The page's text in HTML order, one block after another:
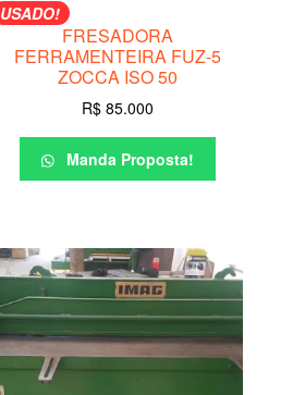
USADO!
FRESADORA
FERRAMENTEIRA FUZ-5
ZOCCA ISO 50
R$85.000
Manda Proposta!